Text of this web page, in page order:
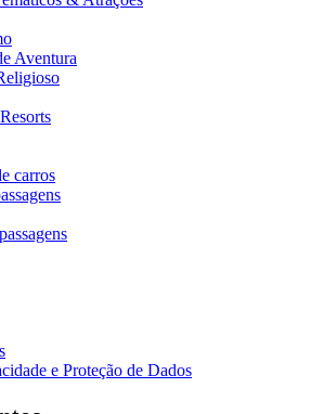
Aventura
carros
e Proteção de Dados